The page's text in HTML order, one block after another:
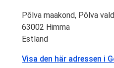
Põlva maakond, Põlva
63002 Himma
Estland
Visa den här adressen i